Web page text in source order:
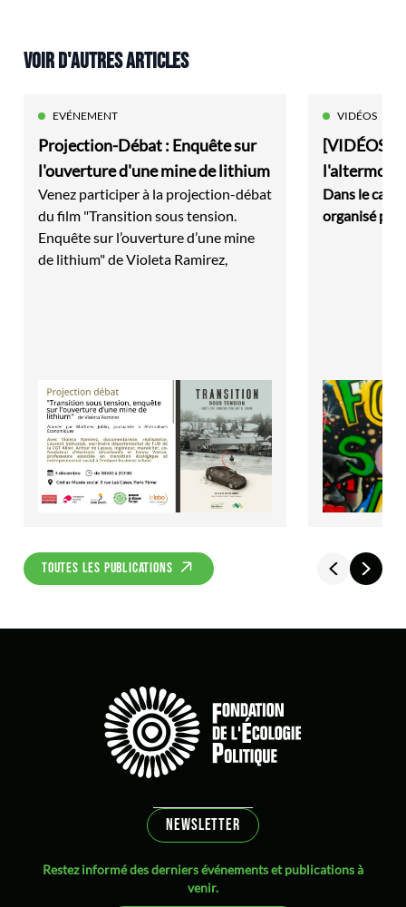
VOIR D'AUTRES ARTICLES
EVÉNEMENT
Projection-Débat : Enquête sur
l'ouverture d'une mine de lithium
Venez participer à la projection-débat
du film "Transition sous tension.
Enquête sur l’ouverture d’une mine
de lithium" de Violeta Ramirez,
VIDÉOS
[VIDÉOS]
Dans le
organisé par
TOUTES LES PUBLICATIONS
NEWSLETTER
Restez informé des derniers événements et publications à
venir.